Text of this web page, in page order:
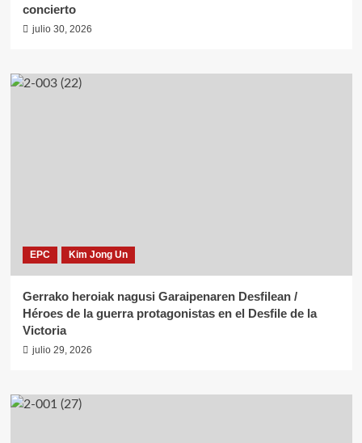
concierto
julio 30, 2026
EPC Kim Jong Un
Gerrako heroiak nagusi Garaipenaren Desfilean /
Héroes de la guerra protagonistas en el Desfile de la
Victoria
julio 29, 2026